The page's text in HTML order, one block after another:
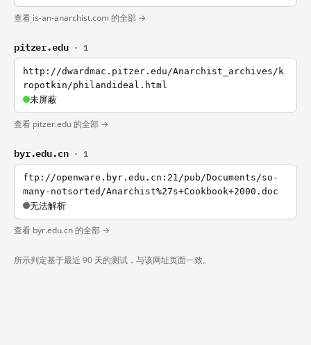
查看 is-an-anarchist.com 的全部 →
pitzer.edu · 1
http://dwardmac.pitzer.edu/Anarchist_archives/k
ropotkin/philandideal.html
未屏蔽
查看 pitzer.edu 的全部 →
byr.edu.cn · 1
ftp://openware.byr.edu.cn:21/pub/Documents/so-
many-notsorted/Anarchist%27s+Cookbook+2000.doc
无法解析
查看 byr.edu.cn 的全部 →
所示判定基于最近 90 天的测试，与该网址页面一致。